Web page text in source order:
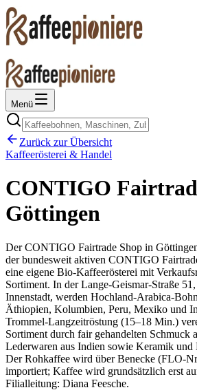
Menü
Zurück zur Übersicht
Kaffeerösterei & Handel
CONTIGO
Göttingen
Der CONTIGO Fairtrade Shop in
der bundesweit aktiven CONTIGO
eine eigene Bio-Kaffeerösterei mit
Sortiment. In der Lange-Geismar-Straße
Innenstadt, werden Hochland-Arabica-
Äthiopien, Kolumbien, Peru, Mexiko und
Trommel-Langzeitröstung (15–18 Min.)
Sortiment durch fair gehandelten Schmuck
Lederwaren aus Indien sowie Keramik und
Der Rohkaffee wird über Benecke (FLO-
importiert; Kaffee wird grundsätzlich erst
Filialleitung: Diana Feesche.